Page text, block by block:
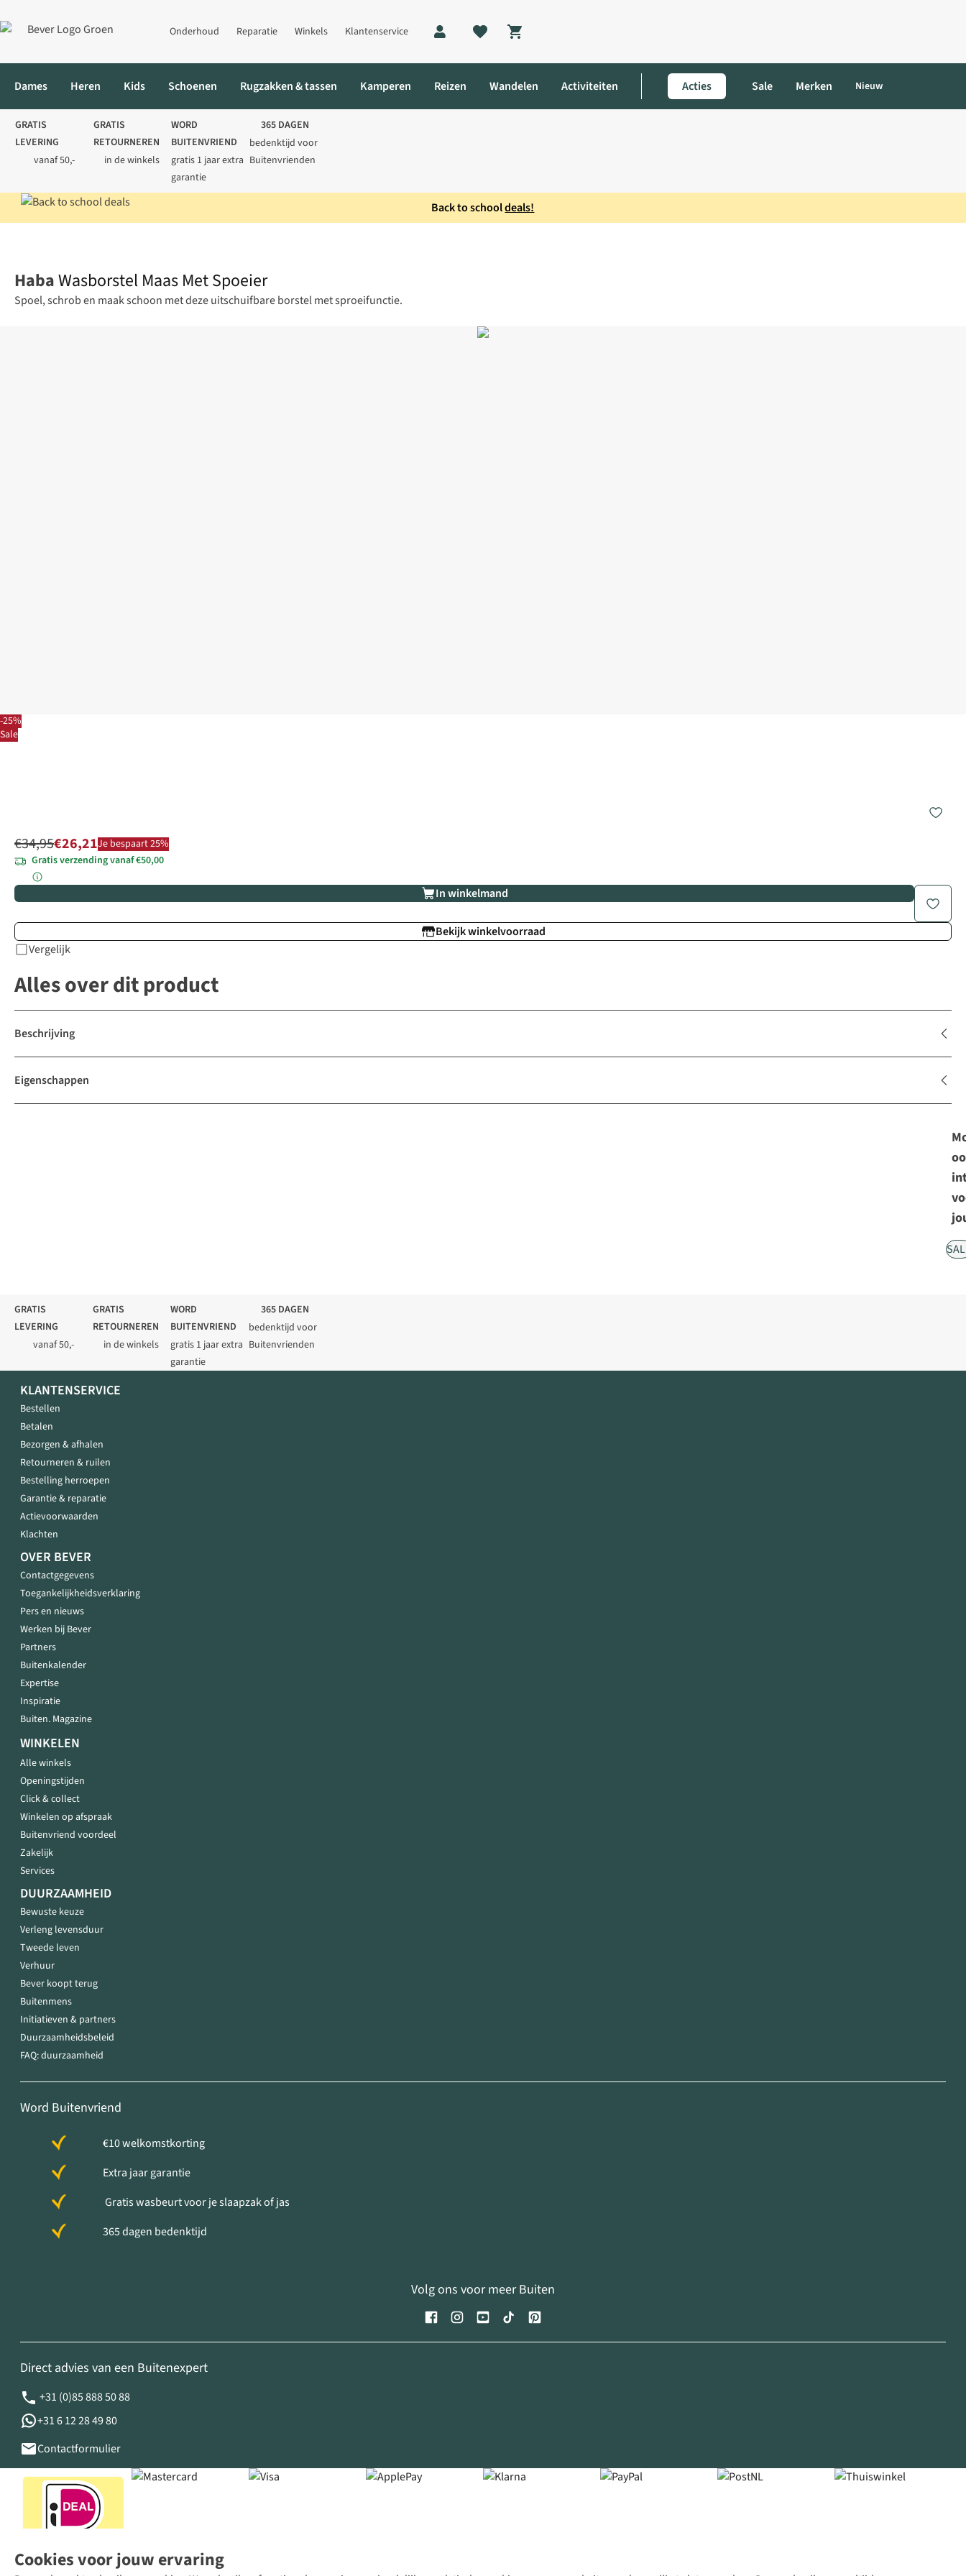
Onderhoud Reparatie Winkels Klantenservice
Shopping cart
Dames Heren Kids Schoenen Rugzakken & tassen Kamperen Reizen Wandelen Activiteiten Acties Sale Merken Nieuw
GRATIS
LEVERING
vanaf 50,-
GRATIS
RETOURNEREN
in de winkels
WORD
BUITENVRIEND
gratis 1 jaar extra
garantie
365 DAGEN
bedenktijd voor
Buitenvrienden
Back to schooldeals!
-25%
Sale
HabaWasborstel Maas Met Spoeier
Spoel, schrob en maak schoon met deze uitschuifbare borstel met sproeifunctie.
€34,95€26,21Je bespaart 25%
Gratis verzending vanaf €50,00
In winkelmand
Bekijk winkelvoorraad
Vergelijk
Alles over dit product
Beschrijving
Eigenschappen
Cookies voor jouw ervaring
GRATIS
LEVERING
vanaf 50,-
GRATIS
RETOURNEREN
in de winkels
WORD
BUITENVRIEND
gratis 1 jaar extra
garantie
365 DAGEN
bedenktijd voor
Buitenvrienden
KLANTENSERVICE
Bestellen
Betalen
Bezorgen & afhalen
Retourneren & ruilen
Bestelling herroepen
Garantie & reparatie
Actievoorwaarden
Klachten
OVER BEVER
Contactgegevens
Toegankelijkheidsverklaring
Pers en nieuws
Werken bij Bever
Partners
Buitenkalender
Expertise
Inspiratie
Buiten. Magazine
WINKELEN
Alle winkels
Openingstijden
Click & collect
Winkelen op afspraak
Buitenvriend voordeel
Zakelijk
Services
DUURZAAMHEID
Bewuste keuze
Verleng levensduur
Tweede leven
Verhuur
Bever koopt terug
Buitenmens
Initiatieven & partners
Duurzaamheidsbeleid
FAQ: duurzaamheid
Word Buitenvriend
€10 welkomstkorting
Extra jaar garantie
Gratis wasbeurt voor je slaapzak of jas
365 dagen bedenktijd
Volg ons voor meer Buiten
Direct advies van een Buitenexpert
+31 (0)85 888 50 88
+31 6 12 28 49 80
Contactformulier